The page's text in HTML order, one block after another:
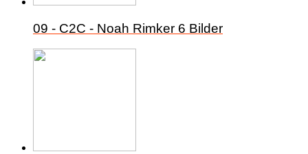
09 - C2C - Noah Rimker 6 Bilder